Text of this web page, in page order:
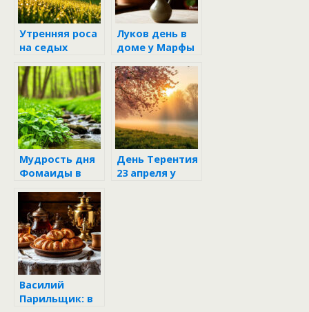
Утренняя роса
на седых
Луков день в
доме у Марфы
Мудрость дня
Фомаиды в
Марфы и деда
Семёна
День Терентия
23 апреля у
Василий
Парильщик: в